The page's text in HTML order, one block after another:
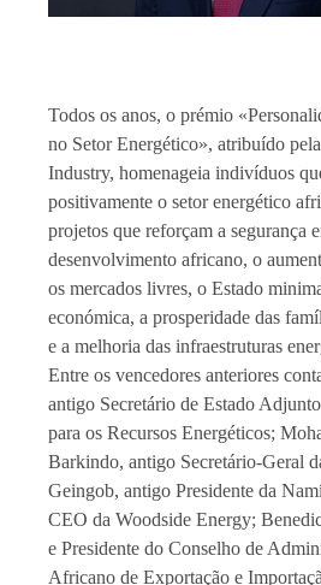
Todos os anos, o prémio
no Setor Energético», atribuído
Industry, homenageia indivíduos
positivamente o setor energético
projetos que reforçam a segurança
desenvolvimento africano, o
os mercados livres, o Estado
económica, a prosperidade das
e a melhoria das infraestruturas
Entre os vencedores anteriores
antigo Secretário de Estado
para os Recursos Energéticos;
Barkindo, antigo Secretário-Geral
Geingob, antigo Presidente da
CEO da Woodside Energy;
e Presidente do Conselho de
Africano de Exportação e